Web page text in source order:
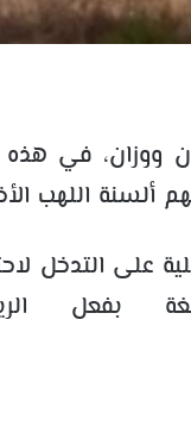
في هذه
ألسنة اللهب
على التدخل
بفعل